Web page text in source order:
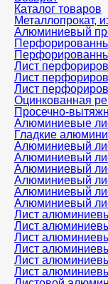
Каталог товаров
Металлопрокат,
Алюминиевый
Лист
Лист
Лист
Оцинкованная
Просечно-
Алюминиевые
Гладкие
Алюминиевый
Алюминиевый
Алюминиевый
Алюминиевый
Алюминиевый
Алюминиевый
Лист
Лист
Лист
Лист
Лист
Лист